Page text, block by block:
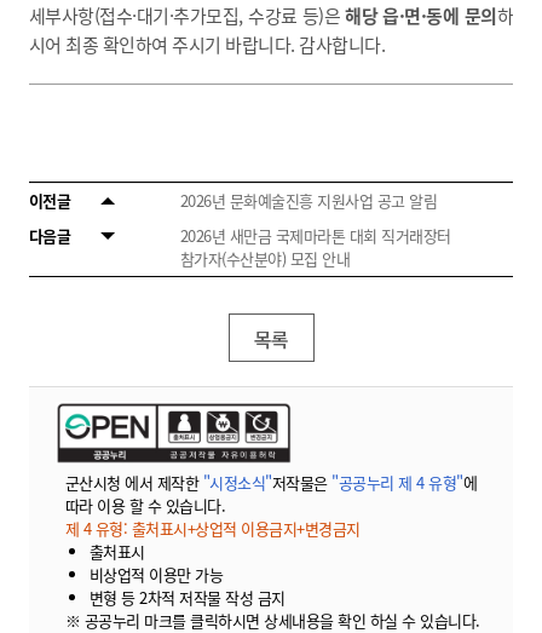
세부사항(접수·대기·추가모집, 수강료 등)은해당 읍·면·동에 문의하
시어 최종 확인하여 주시기 바랍니다. 감사합니다.
이전글
2026년 문화예술진흥 지원사업 공고 알림
다음글
2026년 새만금 국제마라톤 대회 직거래장터
참가자(수산분야) 모집 안내
목록
군산시청 에서 제작한 "시정소식"저작물은 "공공누리 제 4 유형"에
따라 이용 할 수 있습니다.
제 4 유형: 출처표시+상업적 이용금지+변경금지
출처표시
비상업적 이용만 가능
변형 등 2차적 저작물 작성 금지
※ 공공누리 마크를 클릭하시면 상세내용을 확인 하실 수 있습니다.